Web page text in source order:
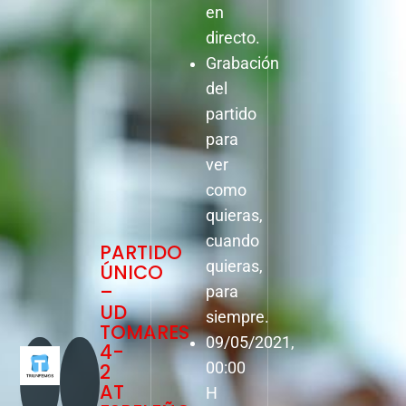
PARTIDO
ÚNICO
–
UD
TOMARES
4-
2
AT
en
directo.
Grabación
del
partido
para
ver
como
quieras,
cuando
quieras,
para
siempre.
09/05/2021,
00:00
H